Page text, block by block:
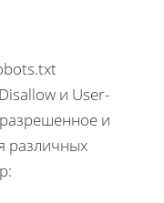
и User-
и
различных